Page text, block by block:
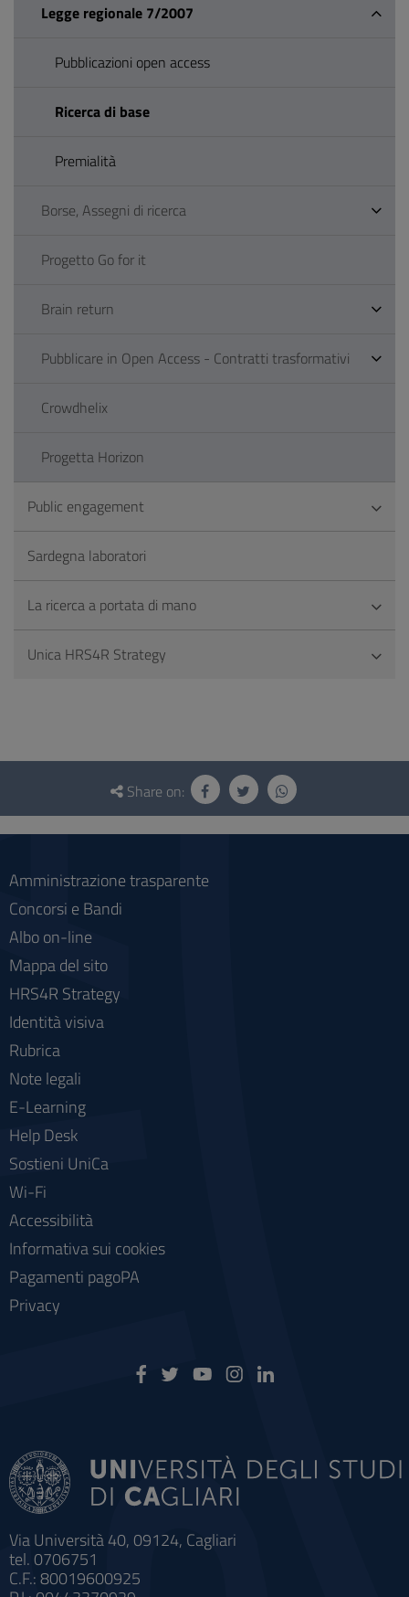
Legge regionale 7/2007
Pubblicazioni open access
Ricerca di base
Premialità
Borse, Assegni di ricerca
Progetto Go for it
Brain return
Pubblicare in Open Access - Contratti trasformativi
Crowdhelix
Progetta Horizon
Public engagement
Sardegna laboratori
La ricerca a portata di mano
Unica HRS4R Strategy
Questionnaire
social
Share on:
Via Università 40, 09124, Cagliari
tel. 0706751
C.F.: 80019600925
Amministrazione trasparente
Concorsi e Bandi
Albo on-line
Mappa del sito
HRS4R Strategy
Identità visiva
Rubrica
Note legali
E-Learning
Help Desk
Sostieni UniCa
Wi-Fi
Accessibilità
Informativa sui cookies
Pagamenti pagoPA
Privacy